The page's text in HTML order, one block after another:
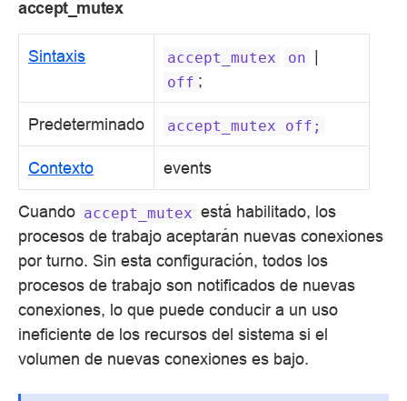
accept_mutex
Sintaxis accept_mutex on |
off ;
Predeterminado accept_mutex off;
Contexto events
Cuando accept_mutex está habilitado, los
procesos de trabajo aceptarán nuevas conexiones
por turno. Sin esta configuración, todos los
procesos de trabajo son notificados de nuevas
conexiones, lo que puede conducir a un uso
ineficiente de los recursos del sistema si el
volumen de nuevas conexiones es bajo.